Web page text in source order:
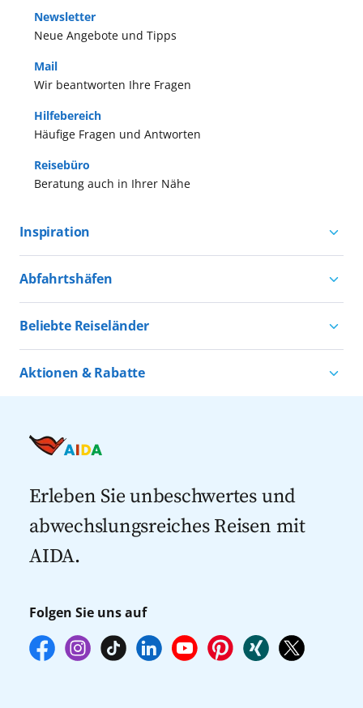
Neue Angebote und Tipps
Newsletter
Häufige Fragen und Antworten
Hilfebereich
Wir beantworten Ihre Fragen
Mail
Beratung auch in Ihrer Nähe
Reisebüro
Inspiration
Aktivurlaub mit AIDA
Kultururlaub mit AIDA
Abfahrtshäfen
Kreuzfahrten ab Hamburg
Kreuzfahrten ab Warnemünde
Beliebte Reiseländer
Kreuzfahrten nach Norwegen
Kreuzfahrten nach Italien
Aktionen & Rabatte
Last Minute Kreuzfahrten
Kreuzfahrten 2027
Erleben Sie unbeschwertes und
abwechslungsreiches Reisen mit
AIDA.
Folgen Sie uns auf